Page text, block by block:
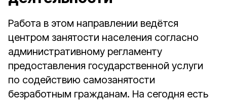
Работа в этом направлении ведётся
центром занятости населения согласно
административному регламенту
предоставления государственной услуги
по содействию самозанятости
безработным гражданам. На сегодня есть